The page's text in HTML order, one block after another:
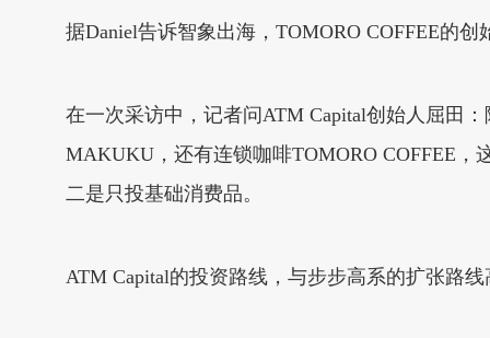
据Daniel告诉智象出海，TOMORO COFFEE的创
在一次采访中，记者问ATM Capital创始人屈田
MAKUKU，还有连锁咖啡TOMORO COFFEE
二是只投基础消费品。
ATM Capital的投资路线，与步步高系的扩张路